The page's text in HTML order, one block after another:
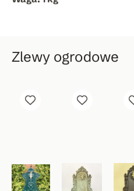
Zlewy ogrodowe